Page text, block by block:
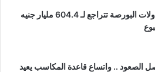
قيم تداولات البورصة تتراجع لـ 604.4 مليار جنيه
الصعود .. واتساع قاعدة المكاسب يعيد